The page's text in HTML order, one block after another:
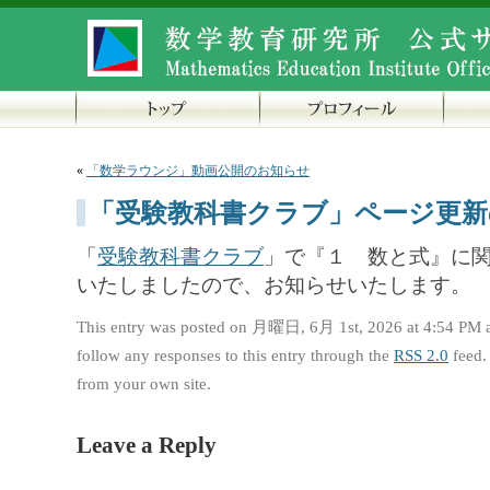
« 「数学ラウンジ」動画公開のお知らせ
「受験教科書クラブ」ページ更
「 受験教科書クラブ 」で『１ 数と式』に
いたしましたので、お知らせいたします。
This entry was posted on 月曜日, 6月 1st, 2026 at 4:54
follow any responses to this entry through the RSS 2.0
from your own site.
Leave a Reply